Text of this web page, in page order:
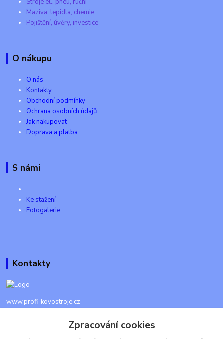
Stroje el., pneu, ruční
Maziva, lepidla, chemie
Pojištění, úvěry, investice
O nákupu
O nás
Kontakty
Obchodní podmínky
Ochrana osobních údajů
Jak nakupovat
Doprava a platba
S námi
Ke stažení
Fotogalerie
Kontakty
www.profi-kovostroje.cz
+420 605 017 866
Každý den 8 - 20 hod - SMS kdykoliv
Zpracování cookies